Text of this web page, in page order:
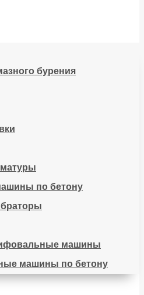
бурения
по бетону
машины
машины по бетону